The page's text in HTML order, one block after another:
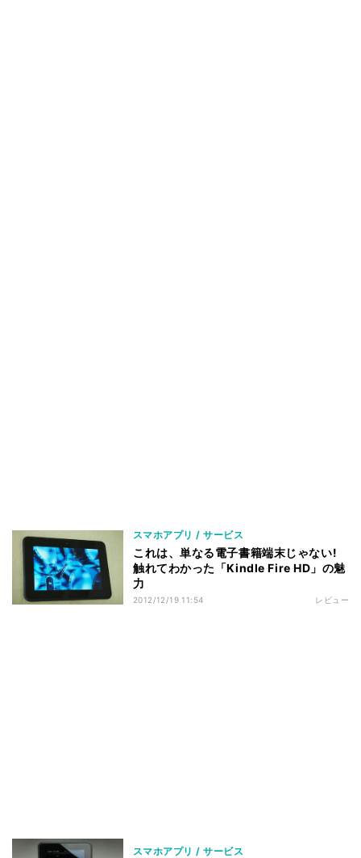
スマホアプリ / サービス
これは、単なる電子書籍端末じゃない!
触れてわかった「Kindle Fire HD」の魅
力
2012/12/19 11:54 レビュー
スマホアプリ / サービス